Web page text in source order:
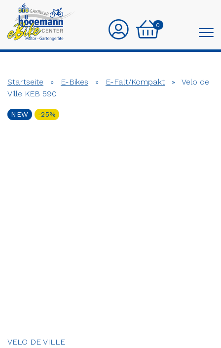
0
Startseite » E-Bikes » E-Falt/Kompakt »
Velo de
Ville KEB 590
NEW -25%
VELO DE VILLE